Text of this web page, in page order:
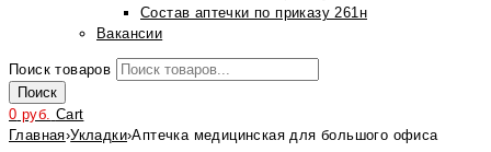
Состав аптечки по приказу 261н
Вакансии
Поиск товаров
Поиск
0 руб. Cart
Главная›Укладки›Аптечка медицинская для большого офиса